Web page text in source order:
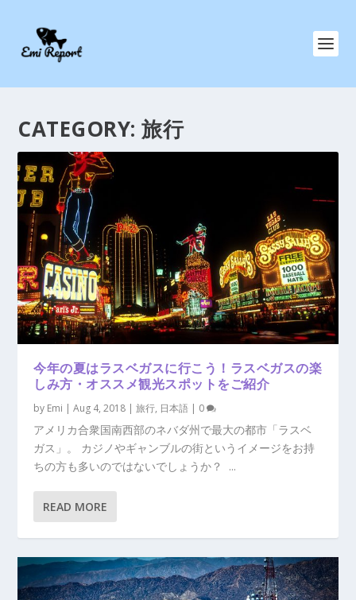
CATEGORY:旅行
今年の夏はラスベガスに行こう！ラスベガスの楽
しみ方・オススメ観光スポットをご紹介
by Emi |Aug 4, 2018 |旅行, 日本語 | 0
アメリカ合衆国南西部のネバダ州で最大の都市「ラスベ
ガス」。 カジノやギャンブルの街というイメージをお持
ちの方も多いのではないでしょうか？ ...
READ MORE